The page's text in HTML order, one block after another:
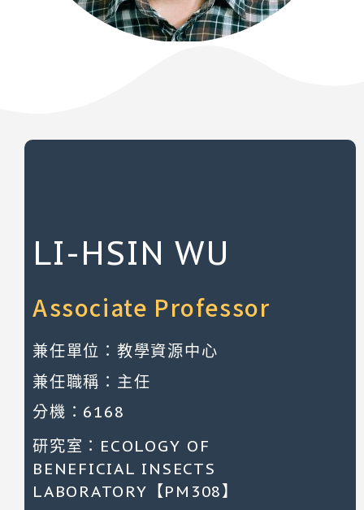
LI-HSIN WU
Associate Professor
兼任單位：教學資源中心
兼任職稱：主任
分機：6168
研究室：ECOLOGY OF
BENEFICIAL INSECTS
LABORATORY【PM308】